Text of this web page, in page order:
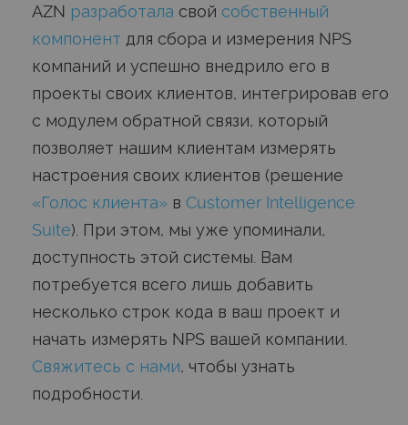
AZN разработала свой собственный
компонент для сбора и измерения NPS
компаний и успешно внедрило его в
проекты своих клиентов, интегрировав его
с модулем обратной связи, который
позволяет нашим клиентам измерять
настроения своих клиентов (решение
«Голос клиента» в Customer Intelligence
Suite). При этом, мы уже упоминали,
доступность этой системы. Вам
потребуется всего лишь добавить
несколько строк кода в ваш проект и
начать измерять NPS вашей компании.
Свяжитесь с нами, чтобы узнать
подробности.